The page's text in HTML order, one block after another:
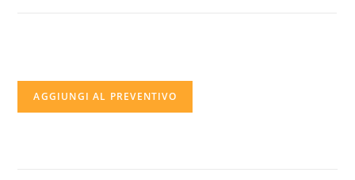
per
AGGIUNGI AL PREVENTIVO